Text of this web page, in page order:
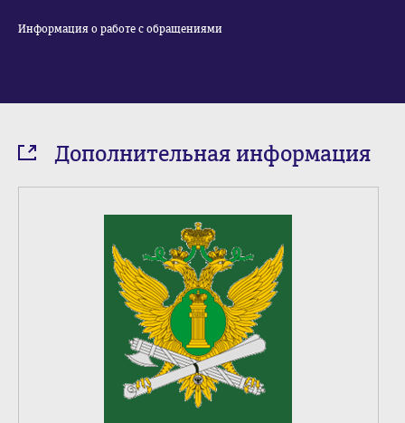
Информация о работе с обращениями
Дополнительная информация